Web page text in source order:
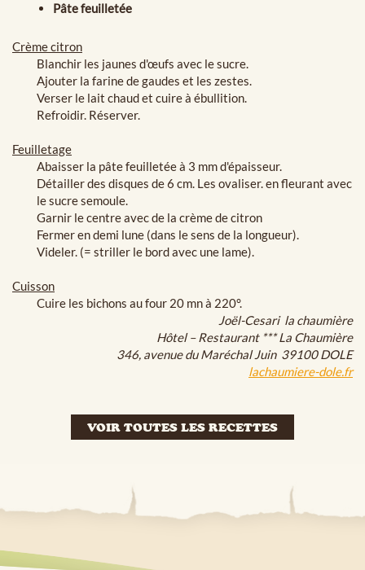
Pâte feuilletée
Crème citron
Blanchir les jaunes d'œufs avec le sucre.
Ajouter la farine de gaudes et les zestes.
Verser le lait chaud et cuire à ébullition.
Refroidir. Réserver.
Feuilletage
Abaisser la pâte feuilletée à 3 mm d'épaisseur.
Détailler des disques de 6 cm. Les ovaliser. en fleurant avec
le sucre semoule.
Garnir le centre avec de la crème de citron
Fermer en demi lune (dans le sens de la longueur).
Videler. (= striller le bord avec une lame).
Cuisson
Cuire les bichons au four 20 mn à 220°.
Joël-Cesari la chaumière
Hôtel – Restaurant *** La Chaumière
346, avenue du Maréchal Juin 39100 DOLE
lachaumiere-dole.fr
VOIR TOUTES LES RECETTES